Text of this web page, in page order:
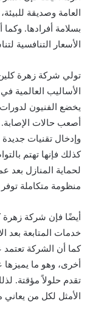
العامة وصديقة
بسلامة أفرادها.
الأسعار التنافسية
تولي شركة زهرة
الأساليب العالمية
يخضع الفنيون
أصعب حالات
وإدخال تقنيات
كذلك فإنها تهتم
لحماية المنازل بعد
منظومة متكاملة توفر
أيضًا فإن شركة زهرة
خدمات المتابعة بعد
كما أن الشركة
أخرى، وهو ما
تقدم حلولاً مؤقتة.
الأمثل لكل من